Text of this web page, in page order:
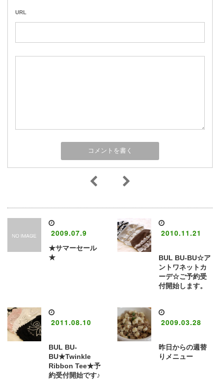
URL
2009.07.9
★サマーセール
★
2010.11.21
BUL BU-BU☆ア
ントワネットカ
ーデ☆ご予約受
付開始します。
2011.08.10
BUL BU-
BU★Twinkle
Ribbon Tee★予
約受付開始です♪
2009.03.28
昨日からの週替
りメニュー